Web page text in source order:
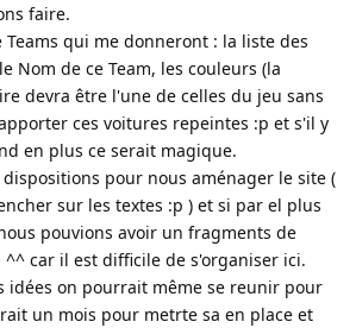
faire.
Teams qui me donneront : la liste des
Nom de ce Team, les couleurs (la
devra être l'une de celles du jeu sans
ces voitures repeintes :p et s'il y
en plus ce serait magique.
pour nous aménager le site (
sur les textes :p ) et si par el plus
pouvions avoir un fragments de
car il est difficile de s'organiser ici.
idées on pourrait même se reunir pour
un mois pour metrte sa en place et